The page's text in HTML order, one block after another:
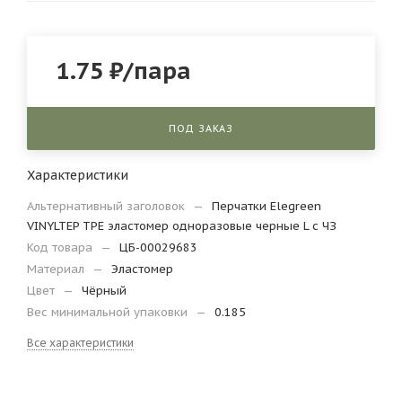
1.75 ₽/пара
ПОД ЗАКАЗ
Характеристики
Альтернативный заголовок —
Перчатки Elegreen
VINYLTEP TPE эластомер одноразовые черные L с ЧЗ
Код товара
—
ЦБ-00029683
Материал
—
Эластомер
Цвет
—
Чёрный
Вес минимальной упаковки
— 0.185
Все характеристики